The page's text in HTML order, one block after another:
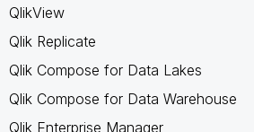
QlikView
Qlik Replicate
Qlik Compose for Data Lakes
Qlik Compose for Data Warehouse
Qlik Enterprise Manager